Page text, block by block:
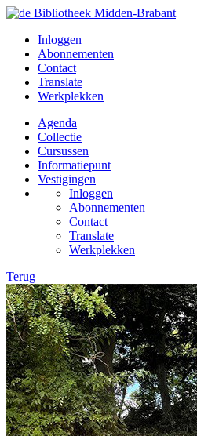
Inloggen
Abonnementen
Contact
Translate
Werkplekken
Agenda
Collectie
Cursussen
Informatiepunt
Vestigingen
Inloggen
Abonnementen
Contact
Translate
Werkplekken
Terug